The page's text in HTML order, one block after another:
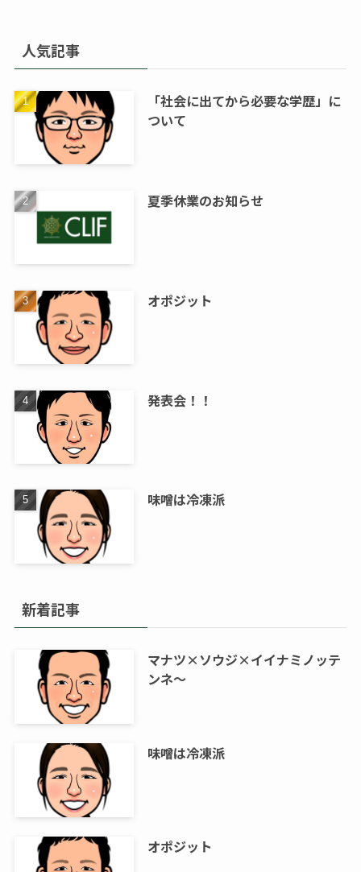
人気記事
「社会に出てから必要な学歴」に
ついて
夏季休業のお知らせ
オポジット
発表会！！
味噌は冷凍派
新着記事
マナツ×ソウジ×イイナミノッテ
ンネ～
味噌は冷凍派
オポジット